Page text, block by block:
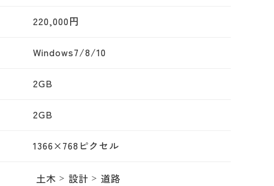
220,000円
Windows7/8/10
2GB
2GB
1366×768ピクセル
土木 設計 道路